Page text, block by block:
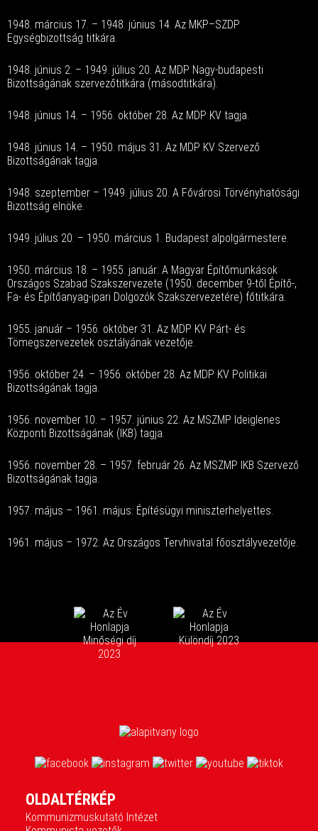
1948. március 17. – 1948. június 14. Az MKP–SZDP
Egységbizottság titkára.
1948. június 2. – 1949. július 20. Az MDP Nagy-budapesti
Bizottságának szervezőtitkára (másodtitkára).
1948. június 14. – 1956. október 28. Az MDP KV tagja.
1948. június 14. – 1950. május 31. Az MDP KV Szervező
Bizottságának tagja.
1948. szeptember – 1949. július 20. A Fővárosi Törvényhatósági
Bizottság elnöke.
1949. július 20. – 1950. március 1. Budapest alpolgármestere.
1950. március 18. – 1955. január: A Magyar Építőmunkások
Országos Szabad Szakszervezete (1950. december 9-től Építő-,
Fa- és Építőanyag-ipari Dolgozók Szakszervezetére) főtitkára.
1955. január – 1956. október 31. Az MDP KV Párt- és
Tömegszervezetek osztályának vezetője.
1956. október 24. – 1956. október 28. Az MDP KV Politikai
Bizottságának tagja.
1956. november 10. – 1957. június 22. Az MSZMP Ideiglenes
Központi Bizottságának (IKB) tagja.
1956. november 28. – 1957. február 26. Az MSZMP IKB Szervező
Bizottságának tagja.
1957. május – 1961. május: Építésügyi miniszterhelyettes.
1961. május – 1972: Az Országos Tervhivatal főosztályvezetője.
OLDALTÉRKÉP
Kommunizmuskutató Intézet